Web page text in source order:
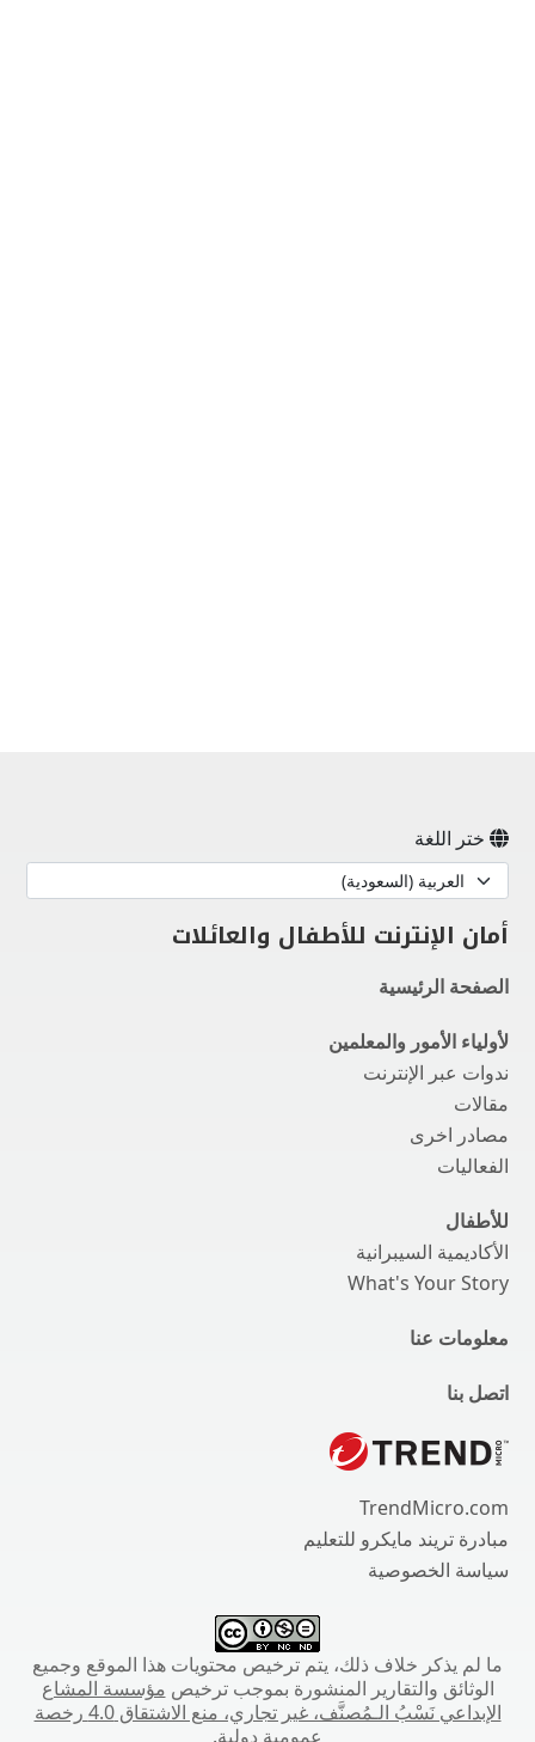
ختر اللغة
أمان الإنترنت للأطفال والعائلات
الصفحة الرئيسية
لأولياء الأمور والمعلمين
ندوات عبر الإنترنت
مقالات
مصادر اخرى
الفعاليات
للأطفال
الأكاديمية السيبرانية
What's Your Story
معلومات عنا
اتصل بنا
TrendMicro.com
مبادرة تريند مايكرو للتعليم
سياسة الخصوصية
ما لم يذكر خلاف ذلك، يتم ترخيص محتويات هذا الموقع وجميع
الوثائق والتقارير المنشورة بموجب ترخيص مؤسسة المشاع
الإبداعي نَسْبُ الـمُصنَّف، غير تجاري، منع الاشتقاق 4.0 رخصة
عمومية دولية.